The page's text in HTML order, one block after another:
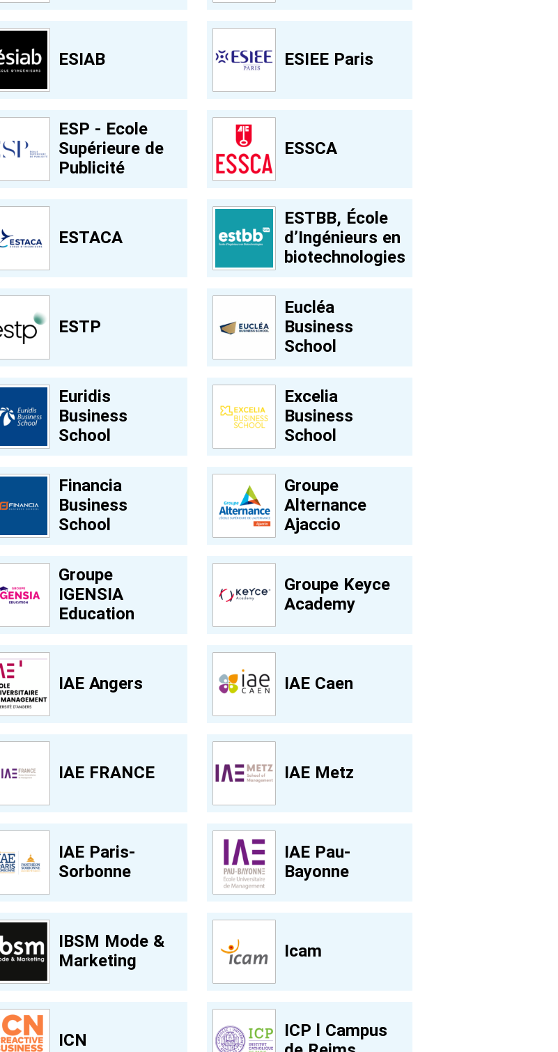
ESIAB ESIEE Paris
ESP - Ecole
Supérieure de
Publicité
ESSCA
ESTACA
ESTBB, École
d’Ingénieurs en
biotechnologies
ESTP
Eucléa
Business
School
Euridis
Business
School
Excelia
Business
School
Financia
Business
School
Groupe
Alternance
Ajaccio
Groupe
IGENSIA
Education
Groupe Keyce
Academy
IAE Angers IAE Caen
IAE FRANCE IAE Metz
IAE Paris-
Sorbonne
IAE Pau-
Bayonne
IBSM Mode &
Marketing
Icam
ICN
ICP l Campus